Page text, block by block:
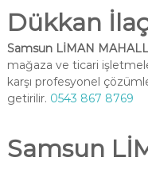
Dükkan
Samsun LİMAN
mağaza ve ticari
karşı profesyonel
getirilir. 0543 867 8769
Samsun